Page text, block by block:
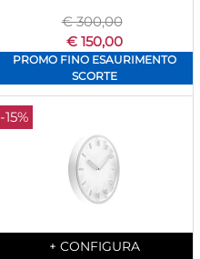
€ 300,00
€ 150,00
PROMO FINO ESAURIMENTO
SCORTE
-15%
Quantità
+ CONFIGURA